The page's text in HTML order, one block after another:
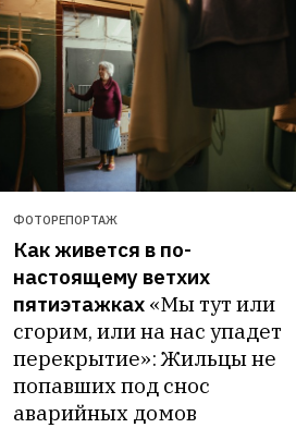
ФОТОРЕПОРТАЖ
Как живется в по-
настоящему ветхих
пятиэтажках «Мы тут или
сгорим, или на нас упадет
перекрытие»: Жильцы не
попавших под снос
аварийных домов